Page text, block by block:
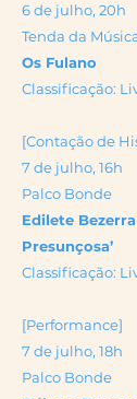
6 de julho, 20h
Tenda da
Os Fulano
Classificação:
[Contação de
7 de julho, 16h
Palco Bonde
Edilete
Presunçosa’
Classificação:
[Performance]
7 de julho, 18h
Palco Bonde